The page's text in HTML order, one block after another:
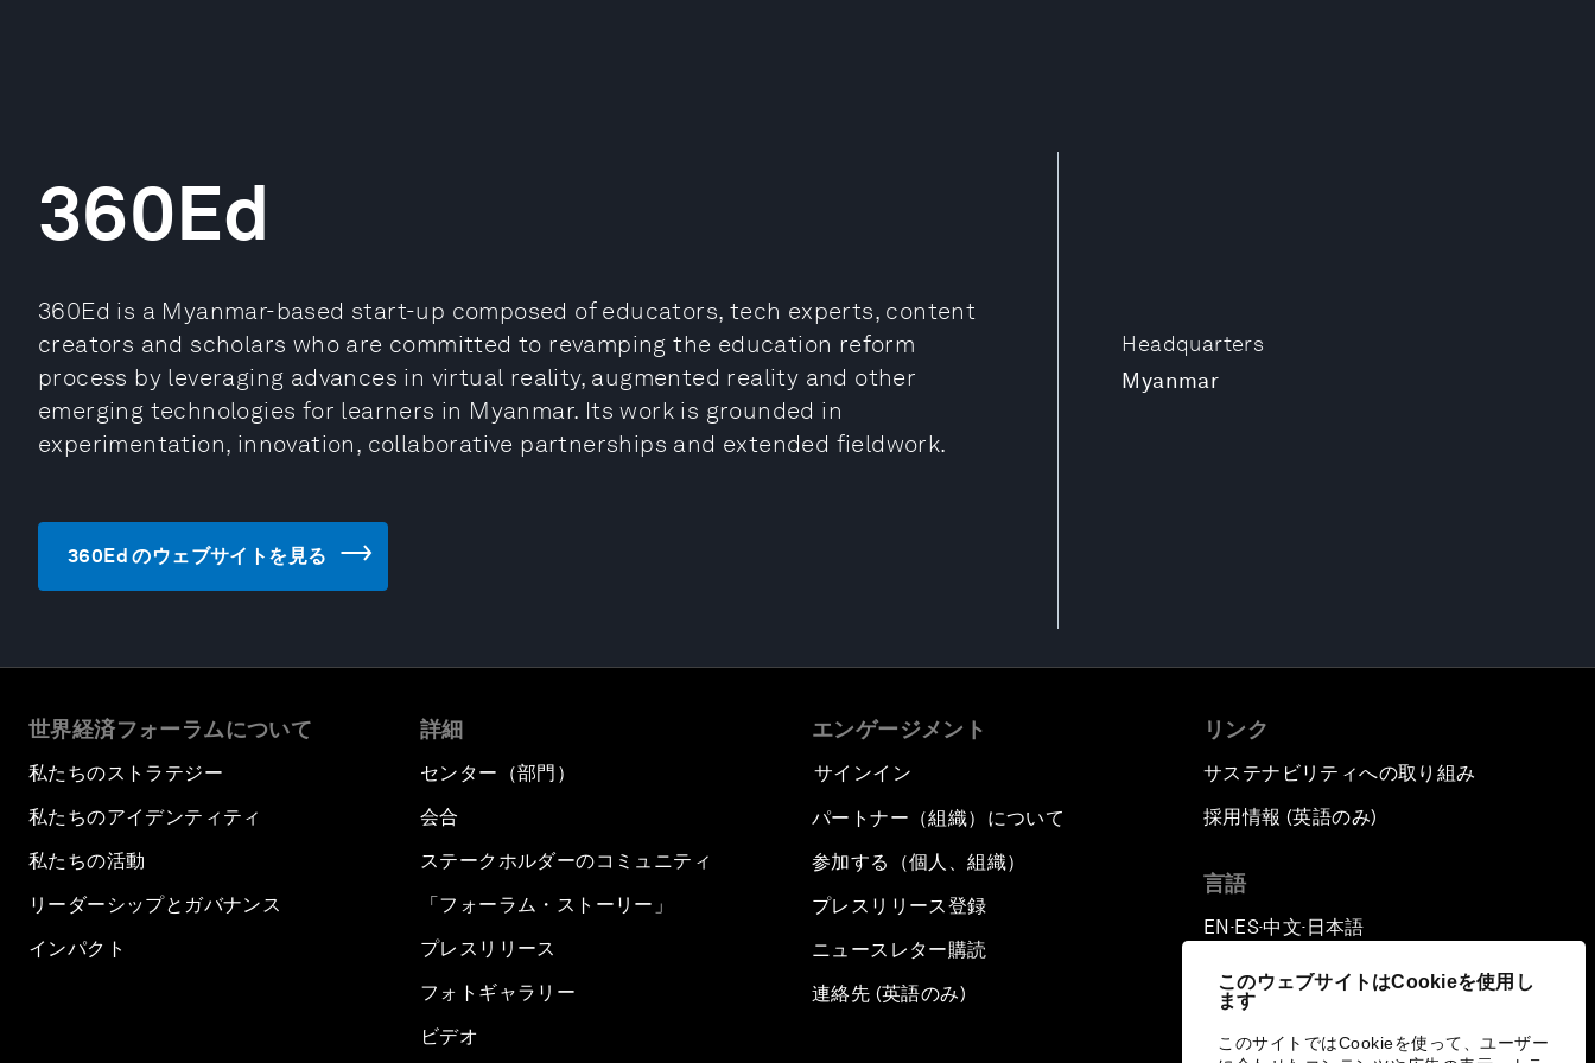
このウェブサイトはCookieを使用し
ます
このサイトではCookieを使って、ユーザー
Headquarters
Myanmar
360Ed
360Ed is a Myanmar-based start-up composed of educators, tech experts, content
creators and scholars who are committed to revamping the education reform
process by leveraging advances in virtual reality, augmented reality and other
emerging technologies for learners in Myanmar. Its work is grounded in
experimentation, innovation, collaborative partnerships and extended fieldwork.
360Ed のウェブサイトを見る
世界経済フォーラムについて
私たちのストラテジー
私たちのアイデンティティ
私たちの活動
リーダーシップとガバナンス
インパクト
詳細
センター（部門）
会合
ステークホルダーのコミュニティ
「フォーラム・ストーリー」
プレスリリース
フォトギャラリー
ビデオ
エンゲージメント
サインイン
パートナー（組織）について
参加する（個人、組織）
プレスリリース登録
ニュースレター購読
連絡先 (英語のみ)
リンク
サステナビリティへの取り組み
採用情報 (英語のみ)
言語
EN ▪ES▪中文▪ 日本語